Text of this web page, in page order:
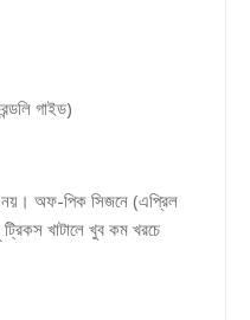
গাইড)
নয়। অফ-পিক সিজনে (এপ্রিল
খাটালে খুব কম খরচে